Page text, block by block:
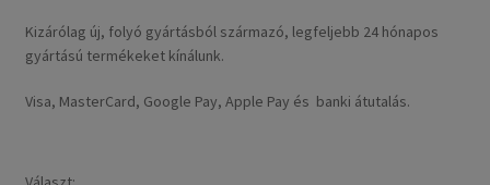
Kizárólag új, folyó gyártásból származó, legfeljebb 24 hónapos
gyártású termékeket kínálunk.
Visa, MasterCard, Google Pay, Apple Pay és banki átutalás.